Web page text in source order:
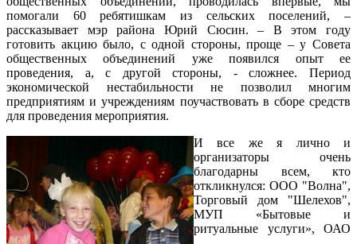
помогали 60 ребятишкам из сельских поселений, –
рассказывает мэр района Юрий Сюсин. – В этом году
готовить акцию было, с одной стороны, проще – у Совета
общественных объединений уже появился опыт ее
проведения, а, с другой стороны, - сложнее. Период
экономической нестабильности не позволил многим
предприятиям и учреждениям поучаствовать в сборе средств
для проведения мероприятия.
И все же я лично и
организаторы очень
благодарны всем, кто
откликнулся: ООО "Волна",
Торговый дом "Шелехов",
МУП «Бытовые и
ритуальные услуги», ОАО